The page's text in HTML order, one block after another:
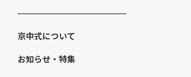
京中式について
お知らせ・特集